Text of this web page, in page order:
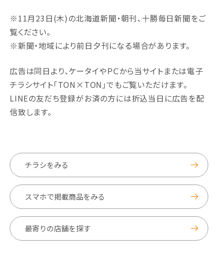
※11月23日(木)の北海道新聞・朝刊、十勝毎日新聞をご
覧ください。
※新聞・地域により前日夕刊になる場合があります。
広告は同日より、ケータイやＰＣから当サイトまたは電子
チラシサイト｢TON×TON｣でもご覧いただけます。
LINEの友だち登録がお済の方には折込当日に広告を配
信致します。
チラシをみる
スマホで掲載商品をみる
最寄りの店舗を探す